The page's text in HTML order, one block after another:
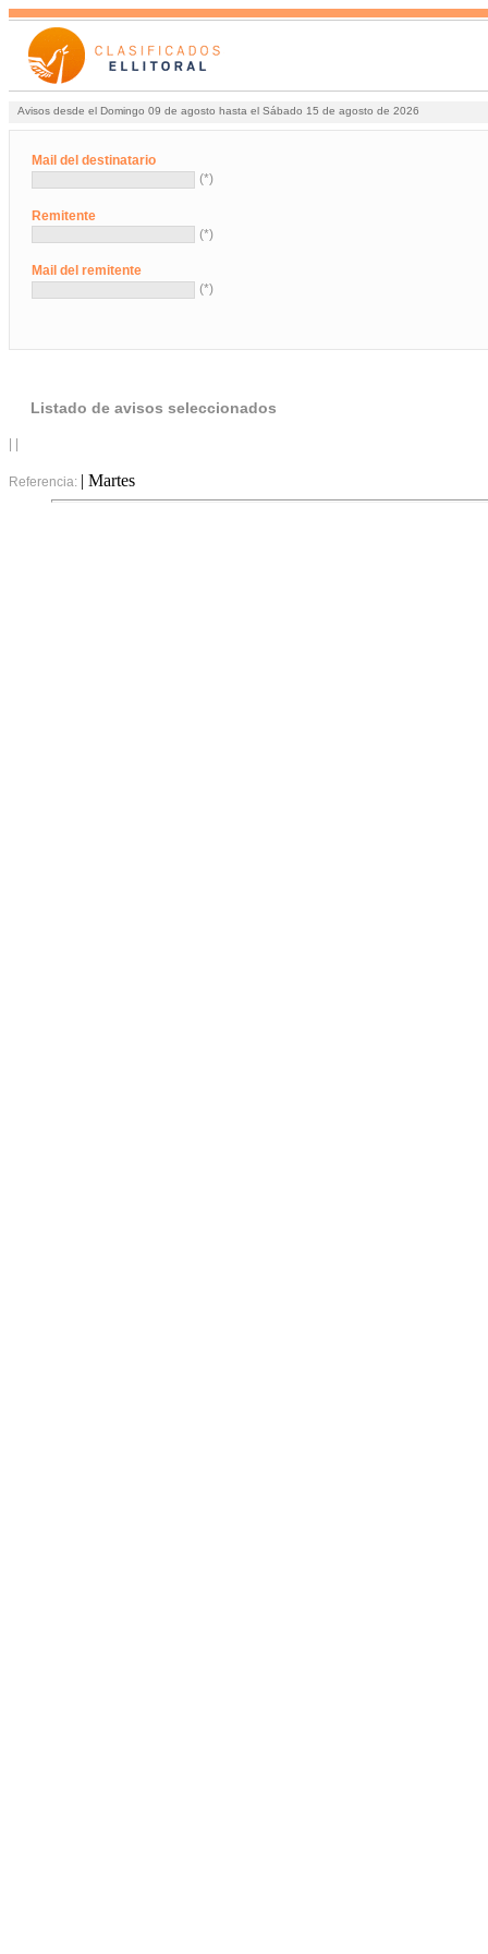
Avisos desde el Domingo 09 de agosto hasta el Sábado 15 de agosto de 2026
Mail del destinatario
(*)
Remitente
(*)
Mail del remitente
(*)
Listado de avisos seleccionados
Referencia: | Martes